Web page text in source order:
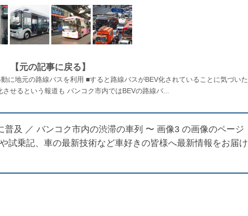
【元の記事に戻る】
に地元の路線バスを利用 ■すると路線バスがBEV化されていることに気づいた
せるという報道も バンコク市内ではBEVの路線バ...
普及 ／ バンコク市内の渋滞の車列 〜 画像3 の画像のページ
試乗記、車の最新技術など車好きの皆様へ最新情報をお届け